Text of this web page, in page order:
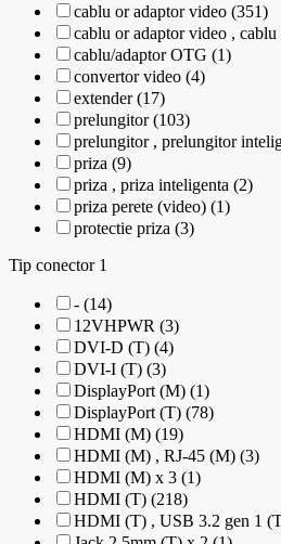
cablu or adaptor video (351)
cablu or adaptor video ,
cablu/adaptor OTG (1)
convertor video (4)
extender (17)
prelungitor (103)
prelungitor , prelungitor
priza (9)
priza , priza inteligenta (2)
priza perete (video) (1)
protectie priza (3)
Tip conector 1
- (14)
12VHPWR (3)
DVI-D (T) (4)
DVI-I (T) (3)
DisplayPort (M) (1)
DisplayPort (T) (78)
HDMI (M) (19)
HDMI (M) , RJ-45 (M) (3)
HDMI (M) x 3 (1)
HDMI (T) (218)
HDMI (T) , USB 3.2 gen 1